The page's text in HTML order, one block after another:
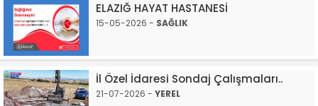
ELAZIĞ HAYAT HASTANESİ
15-05-2026 - SAĞLIK
İl Özel İdaresi Sondaj Çalışmaları..
21-07-2026 - YEREL